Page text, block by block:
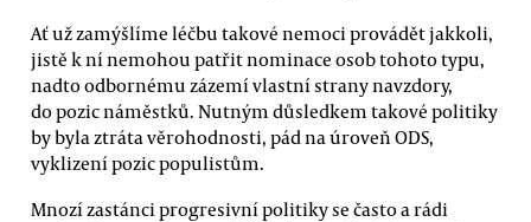
Ať už zamýšlíme léčbu takové nemoci provádět jakkoli,
jistě k ní nemohou patřit nominace osob tohoto typu,
nadto odbornému zázemí vlastní strany navzdory,
do pozic náměstků. Nutným důsledkem takové politiky
by byla ztráta věrohodnosti, pád na úroveň ODS,
vyklizení pozic populistům.
Mnozí zastánci progresivní politiky se často a rádi